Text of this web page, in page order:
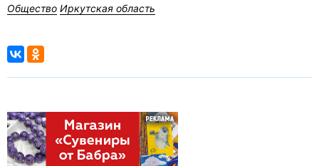
Общество Иркутская область